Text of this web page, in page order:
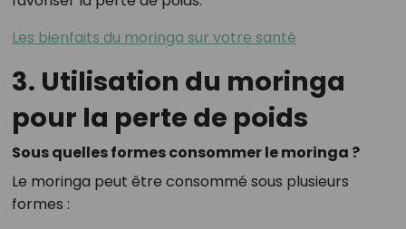
Les bienfaits du moringa sur votre santé
3. Utilisation du moringa
pour la perte de poids
Sous quelles formes consommer le moringa ?
Le moringa peut être consommé sous plusieurs
formes :